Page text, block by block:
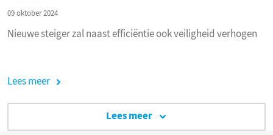
09 oktober 2024
Nieuwe steiger zal naast efficiëntie ook veiligheid verhogen
Lees meer
Lees meer